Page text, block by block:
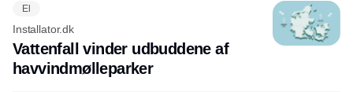
El
Installator.dk
Vattenfall vinder udbuddene af
havvindmølleparker